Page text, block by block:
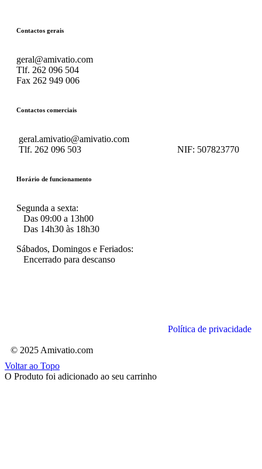
Contactos gerais
geral@amivatio.com
Tlf. 262 096 504
Fax 262 949 006
Contactos comerciais
geral.amivatio@amivatio.com
Tlf. 262 096 503 NIF: 507823770
Horário de funcionamento
Segunda a sexta:
Das 09:00 a 13h00
Das 14h30 às 18h30
Sábados, Domingos e Feriados:
Encerrado para descanso
Política de privacidade
© 2025 Amivatio.com
Voltar ao Topo
O Produto foi adicionado ao seu carrinho